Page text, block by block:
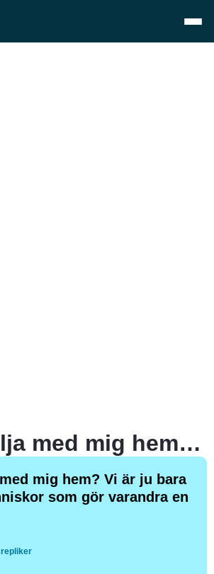
Vill du följa med mig hem? Vi är ju bara två fula människor som gör varandra en tjänst!
mig hem? Vi är ju bara
som gör varandra en